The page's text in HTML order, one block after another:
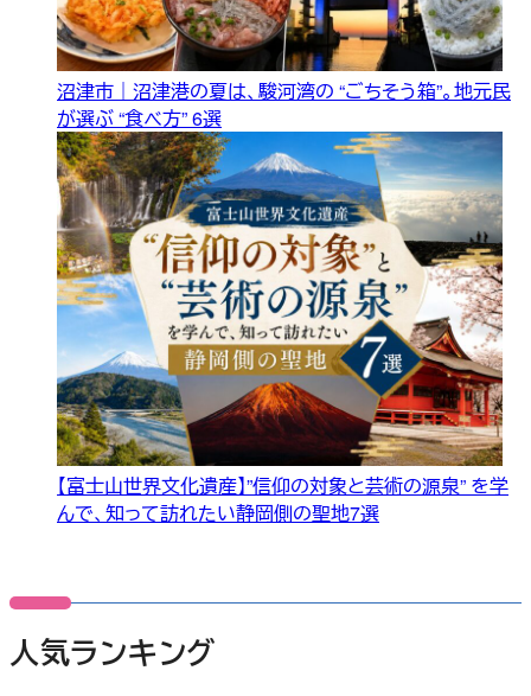
沼津市｜沼津港の夏は、駿河湾の “ごちそう箱”。地元民
が選ぶ “食べ方” 6選
【富士山世界文化遺産】”信仰の対象と芸術の源泉” を学
んで、知って訪れたい静岡側の聖地7選
人気ランキング